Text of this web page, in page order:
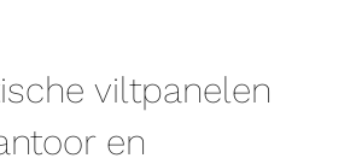
viltpanelen
en